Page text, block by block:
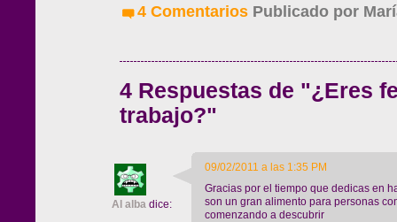
4 Comentarios Publicado por
4 Respuestas de "¿Eres
trabajo?"
Al alba dice:
09/02/2011 a las 1:35 PM
Gracias por el tiempo que dedicas en
son un gran alimento para personas
comenzando a descubrir